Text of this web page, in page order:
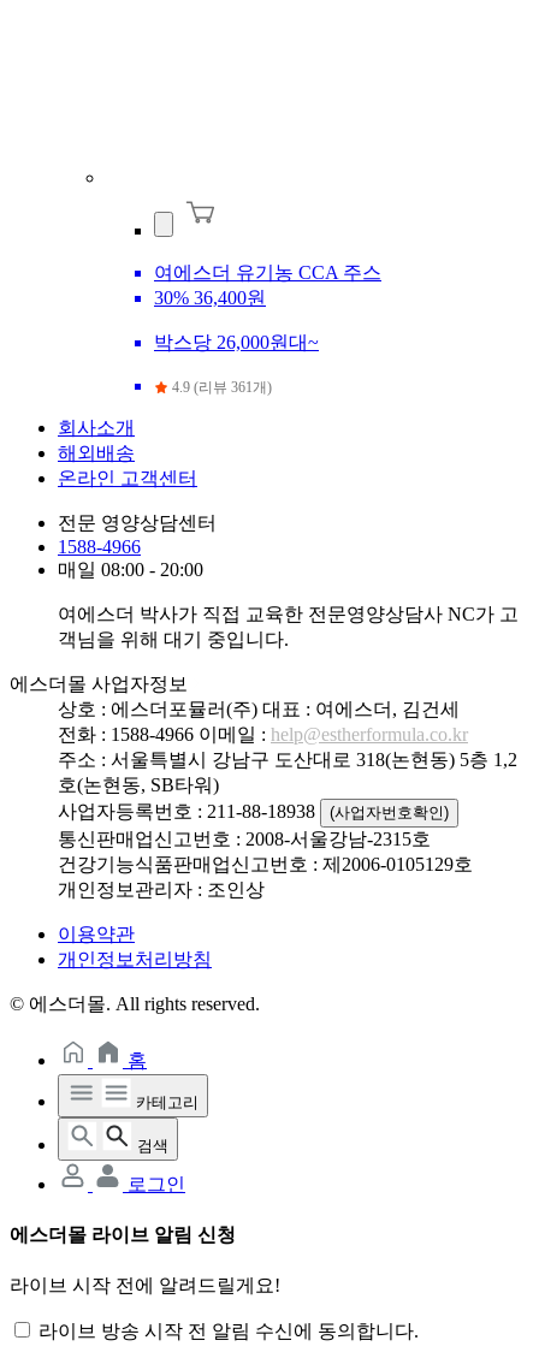
여에스더 유기농 CCA 주스
30% 36,400원
박스당 26,000원대~
4.9 (리뷰 361개)
회사소개
해외배송
온라인 고객센터
전문 영양상담센터
1588-4966
매일 08:00 - 20:00
여에스더 박사가 직접 교육한 전문영양상담사 NC가 고
객님을 위해 대기 중입니다.
에스더몰 사업자정보
상호 : 에스더포뮬러(주) 대표 : 여에스더, 김건세
전화 : 1588-4966 이메일 : help@estherformula.co.kr
주소 : 서울특별시 강남구 도산대로 318(논현동) 5층 1,2
호(논현동, SB타워)
사업자등록번호 : 211-88-18938
(사업자번호확인)
통신판매업신고번호 : 2008-서울강남-2315호
건강기능식품판매업신고번호 : 제2006-0105129호
개인정보관리자 : 조인상
이용약관
개인정보처리방침
© 에스더몰. All rights reserved.
홈
카테고리
검색
로그인
에스더몰 라이브 알림 신청
라이브 시작 전에 알려드릴게요!
라이브 방송 시작 전 알림 수신에 동의합니다.